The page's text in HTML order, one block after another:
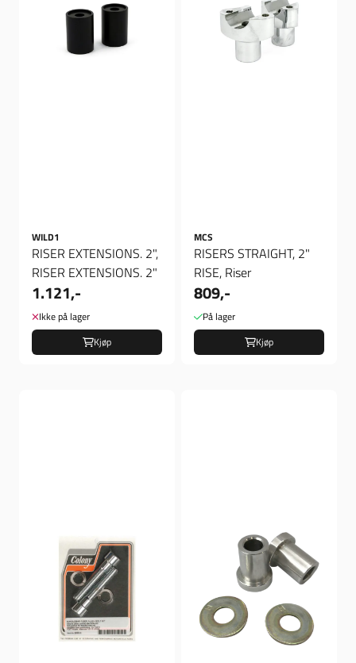
WILD1
RISER EXTENSIONS. 2",
RISER EXTENSIONS. 2"
1.121,-
Ikke på lager
Kjøp
MCS
RISERS STRAIGHT, 2"
RISE, Riser
809,-
På lager
Kjøp